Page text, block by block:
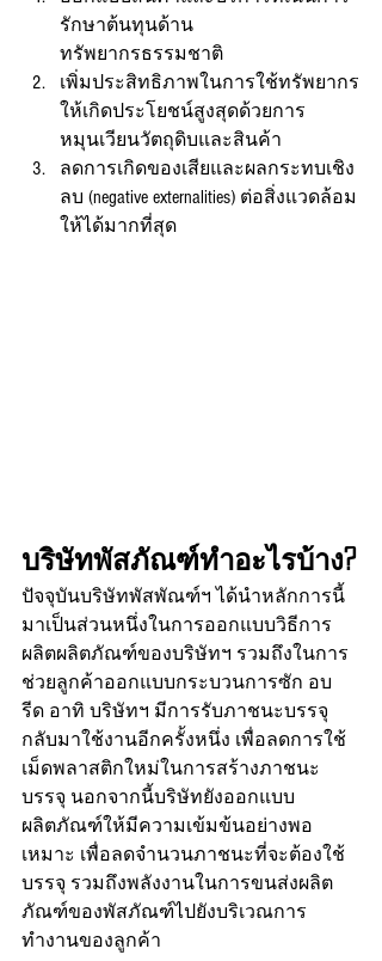
รักษาต้นทุนด้าน
ทรัพยากรธรรมชาติ
เพิ่มประสิทธิภาพในการใช้ทรัพยากร
ให้เกิดประโยชน์สูงสุดด้วยการ
หมุนเวียนวัตถุดิบและสินค้า
ลดการเกิดของเสียและผลกระทบเชิง
ลบ (negative externalities) ต่อสิ่งแวดล้อม
ให้ได้มากที่สุด
บริษัทพัสภัณฑ์ทำอะไรบ้าง?
ปัจจุบันบริษัทพัสพัณฑ์ฯ ได้นำหลักการนี้
มาเป็นส่วนหนึ่งในการออกแบบวิธีการ
ผลิตผลิตภัณฑ์ของบริษัทฯ รวมถึงในการ
ช่วยลูกค้าออกแบบกระบวนการซัก อบ
รีด อาทิ บริษัทฯ มีการรับภาชนะบรรจุ
กลับมาใช้งานอีกครั้งหนึ่ง เพื่อลดการใช้
เม็ดพลาสติกใหม่ในการสร้างภาชนะ
บรรจุ นอกจากนี้บริษัทยังออกแบบ
ผลิตภัณฑ์ให้มีความเข้มข้นอย่างพอ
เหมาะ เพื่อลดจำนวนภาชนะที่จะต้องใช้
บรรจุ รวมถึงพลังงานในการขนส่งผลิต
ภัณฑ์ของพัสภัณฑ์ไปยังบริเวณการ
ทำงานของลูกค้า